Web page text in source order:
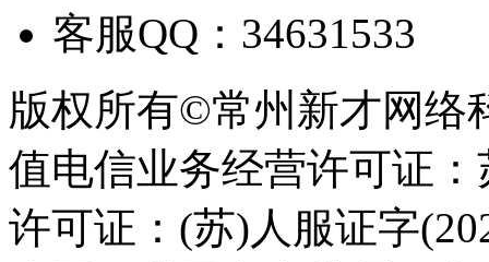
客服QQ：34631533
版权所有©常州新才网络
值电信业务经营许可证
许可证：(苏)人服证字